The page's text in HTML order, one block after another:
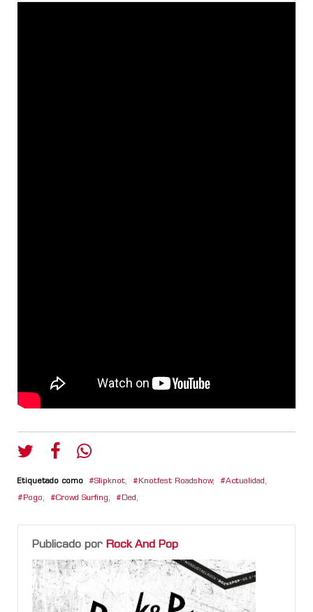
Etiquetado como Slipknot, Knotfest Roadshow, Actualidad ,
Pogo, Crowd Surfing, Ded ,
Publicado por Rock And Pop